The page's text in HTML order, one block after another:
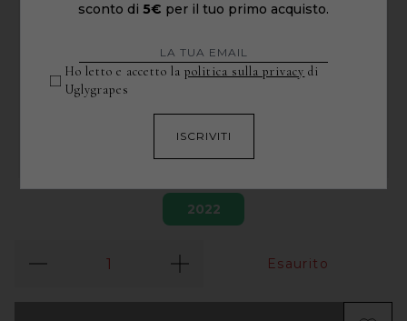
2022
Esaurito
sconto di 5€ per il tuo primo acquisto.
Ho letto e accetto lapolitica sulla privacy di
Uglygrapes
ISCRIVITI